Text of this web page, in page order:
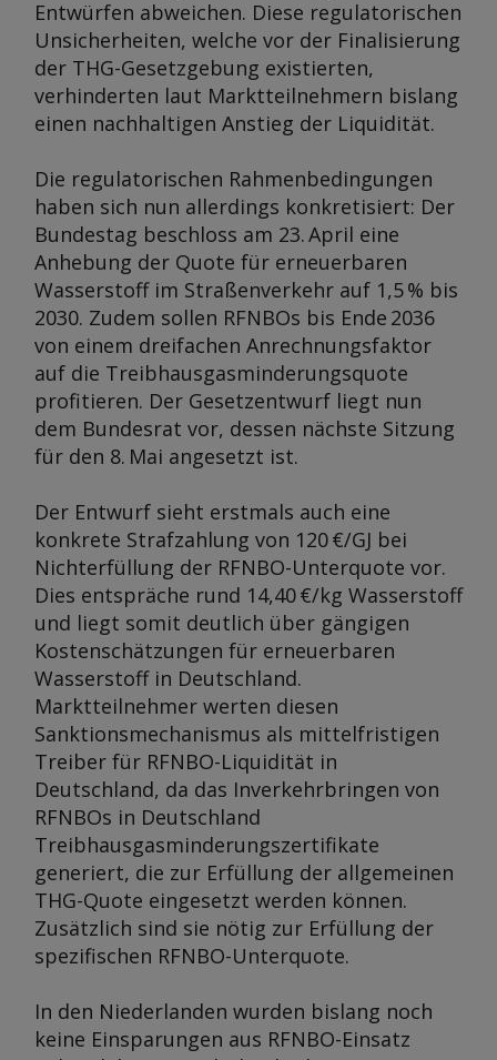
Entwürfen abweichen. Diese regulatorischen
Unsicherheiten, welche vor der Finalisierung
der THG-Gesetzgebung existierten,
verhinderten laut Marktteilnehmern bislang
einen nachhaltigen Anstieg der Liquidität.
Die regulatorischen Rahmenbedingungen
haben sich nun allerdings konkretisiert: Der
Bundestag beschloss am 23. April eine
Anhebung der Quote für erneuerbaren
Wasserstoff im Straßenverkehr auf 1,5 % bis
2030. Zudem sollen RFNBOs bis Ende 2036
von einem dreifachen Anrechnungsfaktor
auf die Treibhausgasminderungsquote
profitieren. Der Gesetzentwurf liegt nun
dem Bundesrat vor, dessen nächste Sitzung
für den 8. Mai angesetzt ist.
Der Entwurf sieht erstmals auch eine
konkrete Strafzahlung von 120 €/GJ bei
Nichterfüllung der RFNBO-Unterquote vor.
Dies entspräche rund 14,40 €/kg Wasserstoff
und liegt somit deutlich über gängigen
Kostenschätzungen für erneuerbaren
Wasserstoff in Deutschland.
Marktteilnehmer werten diesen
Sanktionsmechanismus als mittelfristigen
Treiber für RFNBO-Liquidität in
Deutschland, da das Inverkehrbringen von
RFNBOs in Deutschland
Treibhausgasminderungszertifikate
generiert, die zur Erfüllung der allgemeinen
THG-Quote eingesetzt werden können.
Zusätzlich sind sie nötig zur Erfüllung der
spezifischen RFNBO-Unterquote.
In den Niederlanden wurden bislang noch
keine Einsparungen aus RFNBO-Einsatz